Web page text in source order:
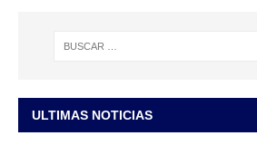
ULTIMAS NOTICIAS